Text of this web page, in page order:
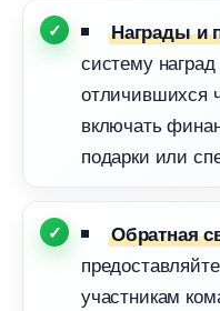
Награды и
систему
отличившихся
ключать
подарки или
Обратная
участникам